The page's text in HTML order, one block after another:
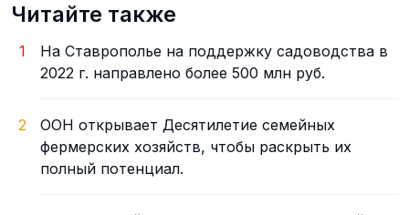
Читайте также
1
На Ставрополье на поддержку садоводства в
2022 г. направлено более 500 млн руб.
2
ООН открывает Десятилетие семейных
фермерских хозяйств, чтобы раскрыть их
полный потенциал.